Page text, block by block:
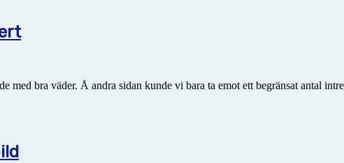
med bra väder. Å andra sidan kunde vi bara ta emot ett begränsat antal